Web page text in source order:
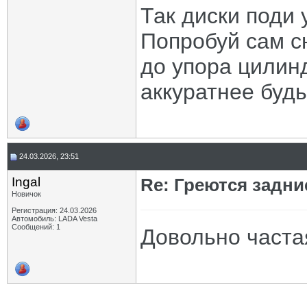
Так диски поди
Попробуй сам
до упора
аккуратнее
24.03.2026, 23:51
Ingal
Новичок
Регистрация: 24.03.2026
Автомобиль: LADA Vesta
Сообщений: 1
Re: Греются
Довольно